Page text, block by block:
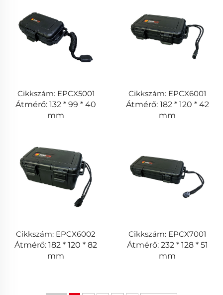
Cikkszám: EPCX5001
Átmérő: 132 * 99 * 40
mm
Cikkszám: EPCX6001
Átmérő: 182 * 120 * 42
mm
Cikkszám: EPCX6002
Átmérő: 182 * 120 * 82
mm
Cikkszám: EPCX7001
Átmérő: 232 * 128 * 51
mm